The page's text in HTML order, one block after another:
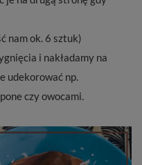
nam ok. 6 sztuk)
i nakładamy na
udekorować np.
czy owocami.